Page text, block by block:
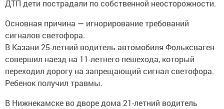
ДТП дети пострадали по собственной неосторожности.
Основная причина — игнорирование требований
сигналов светофора.
В Казани 25-летний водитель автомобиля Фольксваген
совершил наезд на 11-летнего пешехода, который
переходил дорогу на запрещающий сигнал светофора.
Ребенок получил травмы.
В Нижнекамске во дворе дома 21-летний водитель